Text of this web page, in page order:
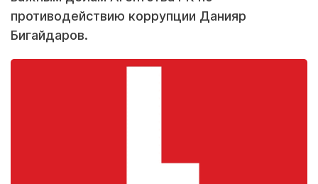
противодействию коррупции Данияр
Бигайдаров.